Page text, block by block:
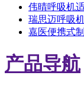
伟晴呼吸机
瑞思迈呼吸
嘉医便携式
产品导航